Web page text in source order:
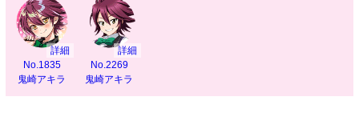
詳細
No.1835
鬼崎アキラ
詳細
No.2269
鬼崎アキラ